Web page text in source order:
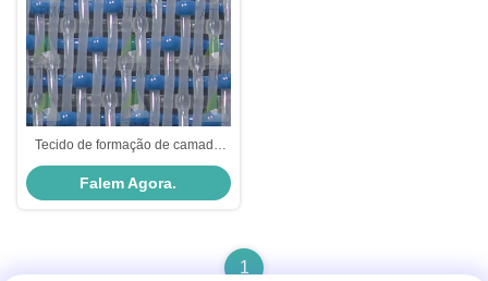
Tecido de formação de camada
única para papel de impressão
Falem Agora.
1